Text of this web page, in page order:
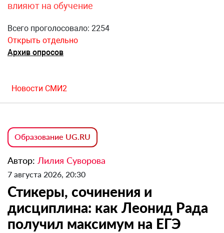
влияют на обучение
Всего проголосовало: 2254
Открыть отдельно
Архив опросов
Новости СМИ2
Образование UG.RU
Автор: Лилия Суворова
7 августа 2026, 20:30
Стикеры, сочинения и
дисциплина: как Леонид Рада
получил максимум на ЕГЭ